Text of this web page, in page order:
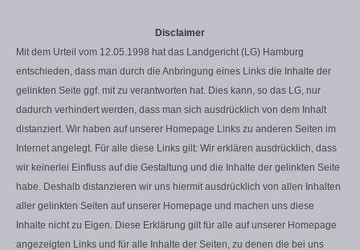
Disclaimer
Mit dem Urteil vom 12.05.1998 hat das Landgericht (LG) Hamburg
entschieden, dass man durch die Anbringung eines Links die Inhalte der
gelinkten Seite ggf. mit zu verantworten hat. Dies kann, so das LG, nur
dadurch verhindert werden, dass man sich ausdrücklich von dem Inhalt
distanziert. Wir haben auf unserer Homepage Links zu anderen Seiten im
Internet angelegt. Für alle diese Links gilt: Wir erklären ausdrücklich, dass
wir keinerlei Einfluss auf die Gestaltung und die Inhalte der gelinkten Seite
habe. Deshalb distanzieren wir uns hiermit ausdrücklich von allen Inhalten
aller gelinkten Seiten auf unserer Homepage und machen uns diese
Inhalte nicht zu Eigen. Diese Erklärung gilt für alle auf unserer Homepage
angezeigten Links und für alle Inhalte der Seiten, zu denen die bei uns